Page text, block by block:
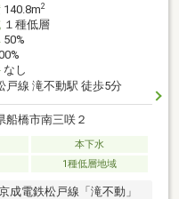
140.8m2
１種低層
50%
なし
戸線 滝不動駅 徒歩5分
船橋市南三咲２
本下水
1種低層地域
成電鉄松戸線「滝不動」